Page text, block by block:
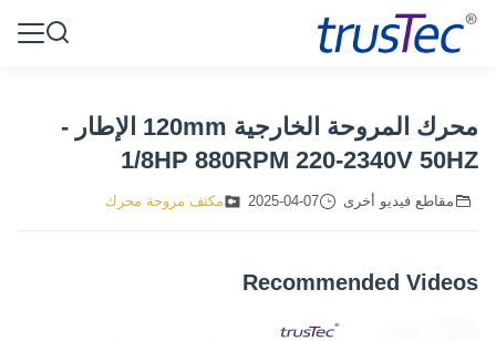
محرك المروحة الخارجية 120mm الإطار -
1/8HP 880RPM 220-2340V 50HZ
مقاطع فيديو أخرى 2025-04-07 مكثف مروحة محرك
Recommended Videos